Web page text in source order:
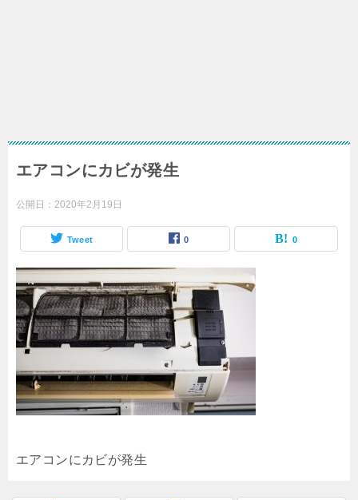
エアコンにカビが発生
公開日： 2020年2月19日
Tweet 0 0
エアコンにカビが発生